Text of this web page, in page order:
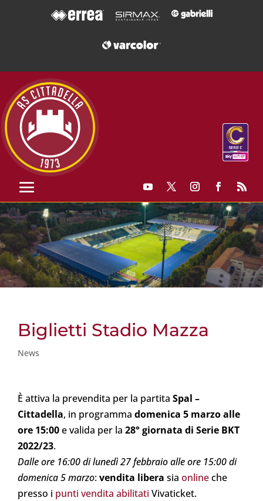
Biglietti Stadio Mazza
News
È attiva la prevendita per la partita Spal –
Cittadella, in programma domenica 5 marzo alle
ore 15:00e valida per la 28° giornata di Serie BKT
2022/23.
Dalle ore 16:00 di lunedì 27 febbraio alle ore 15:00 di
domenica 5 marzo:vendita libera sia onlineche
presso i punti vendita abilitati Vivaticket.